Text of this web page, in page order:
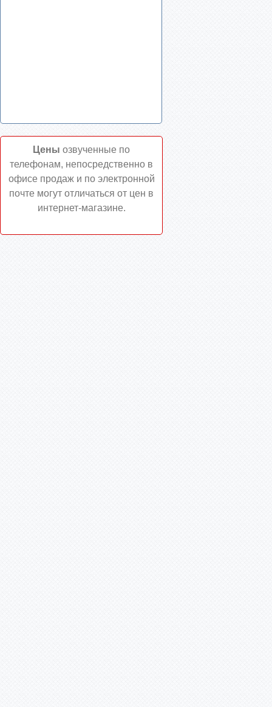
Цены озвученные по
телефонам, непосредственно в
офисе продаж и по электронной
почте могут отличаться от цен в
интернет-магазине.